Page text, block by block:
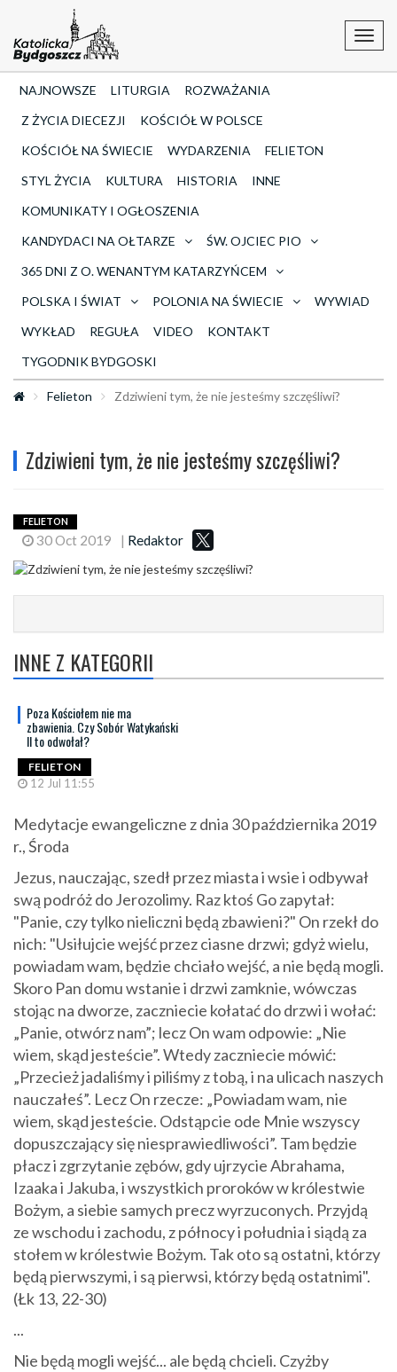
NAJNOWSZE LITURGIA
ROZWAŻANIA
Z ŻYCIA DIECEZJI
KOŚCIÓŁ W POLSCE
KOŚCIÓŁ NA ŚWIECIE
WYDARZENIA
FELIETON
STYL ŻYCIA
KULTURA HISTORIA
INNE
KOMUNIKATY I OGŁOSZENIA
KANDYDACI NA OŁTARZE
ŚW. OJCIEC PIO
365 DNI Z O. WENANTYM KATARZYŃCEM
POLSKA I ŚWIAT
POLONIA NA ŚWIECIE
WYWIAD
WYKŁAD
REGUŁA VIDEO
KONTAKT
TYGODNIK BYDGOSKI
Felieton Zdziwieni tym, że nie jesteśmy szczęśliwi?
Zdziwieni tym, że nie jesteśmy szczęśliwi?
FELIETON
30 Oct 2019 | Redaktor
INNE Z KATEGORII
Poza Kościołem nie ma
zbawienia. Czy Sobór Watykański
II to odwołał?
FELIETON
12 Jul 11:55
Medytacje ewangeliczne z dnia 30 października 2019
r., Środa
Jezus, nauczając, szedł przez miasta i wsie i odbywał
swą podróż do Jerozolimy. Raz ktoś Go zapytał:
"Panie, czy tylko nieliczni będą zbawieni?" On rzekł do
nich: "Usiłujcie wejść przez ciasne drzwi; gdyż wielu,
powiadam wam, będzie chciało wejść, a nie będą mogli.
Skoro Pan domu wstanie i drzwi zamknie, wówczas
stojąc na dworze, zaczniecie kołatać do drzwi i wołać:
„Panie, otwórz nam”; lecz On wam odpowie: „Nie
wiem, skąd jesteście”. Wtedy zaczniecie mówić:
„Przecież jadaliśmy i piliśmy z tobą, i na ulicach naszych
nauczałeś”. Lecz On rzecze: „Powiadam wam, nie
wiem, skąd jesteście. Odstąpcie ode Mnie wszyscy
dopuszczający się niesprawiedliwości”. Tam będzie
płacz i zgrzytanie zębów, gdy ujrzycie Abrahama,
Izaaka i Jakuba, i wszystkich proroków w królestwie
Bożym, a siebie samych precz wyrzuconych. Przyjdą
ze wschodu i zachodu, z północy i południa i siądą za
stołem w królestwie Bożym. Tak oto są ostatni, którzy
będą pierwszymi, i są pierwsi, którzy będą ostatnimi".
(Łk 13, 22-30)
...
Nie będą mogli wejść... ale będą chcieli. Czyżby